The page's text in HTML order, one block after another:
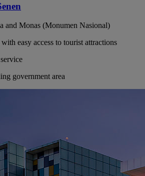
and Monas (Monumen Nasional)
easy access to tourist attractions
government area